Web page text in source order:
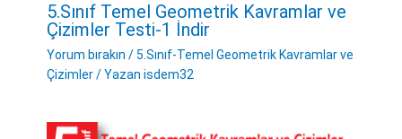
5.Sınıf Temel Geometrik Kavramlar ve
Çizimler Testi-1 İndir
Yorum bırakın /5.Sınıf-Temel Geometrik Kavramlar ve
Çizimler/ Yazan isdem32